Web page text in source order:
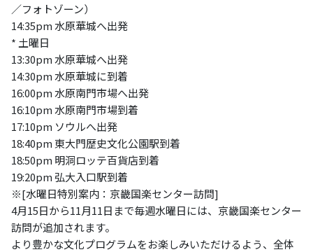
／フォトゾーン）
14:35pm 水原華城へ出発
* 土曜日
13:30pm 水原華城へ出発
14:30pm 水原華城に到着
16:00pm 水原南門市場へ出発
16:10pm 水原南門市場到着
17:10pm ソウルへ出発
18:40pm 東大門歴史文化公園駅到着
18:50pm 明洞ロッテ百貨店到着
19:20pm 弘大入口駅到着
※[水曜日特別案内：京畿国楽センター訪問]
4月15日から11月11日まで毎週水曜日には、京畿国楽センター
訪問が追加されます。
より豊かな文化プログラムをお楽しみいただけるよう、全体